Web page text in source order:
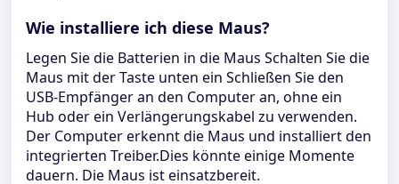
Wie installiere ich diese Maus?
Legen Sie die Batterien in die Maus Schalten Sie die
Maus mit der Taste unten ein Schließen Sie den
USB-Empfänger an den Computer an, ohne ein
Hub oder ein Verlängerungskabel zu verwenden.
Der Computer erkennt die Maus und installiert den
integrierten Treiber.Dies könnte einige Momente
dauern. Die Maus ist einsatzbereit.